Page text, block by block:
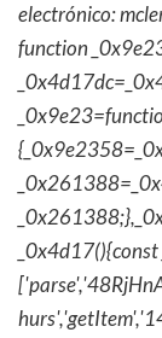
electrónico:
function